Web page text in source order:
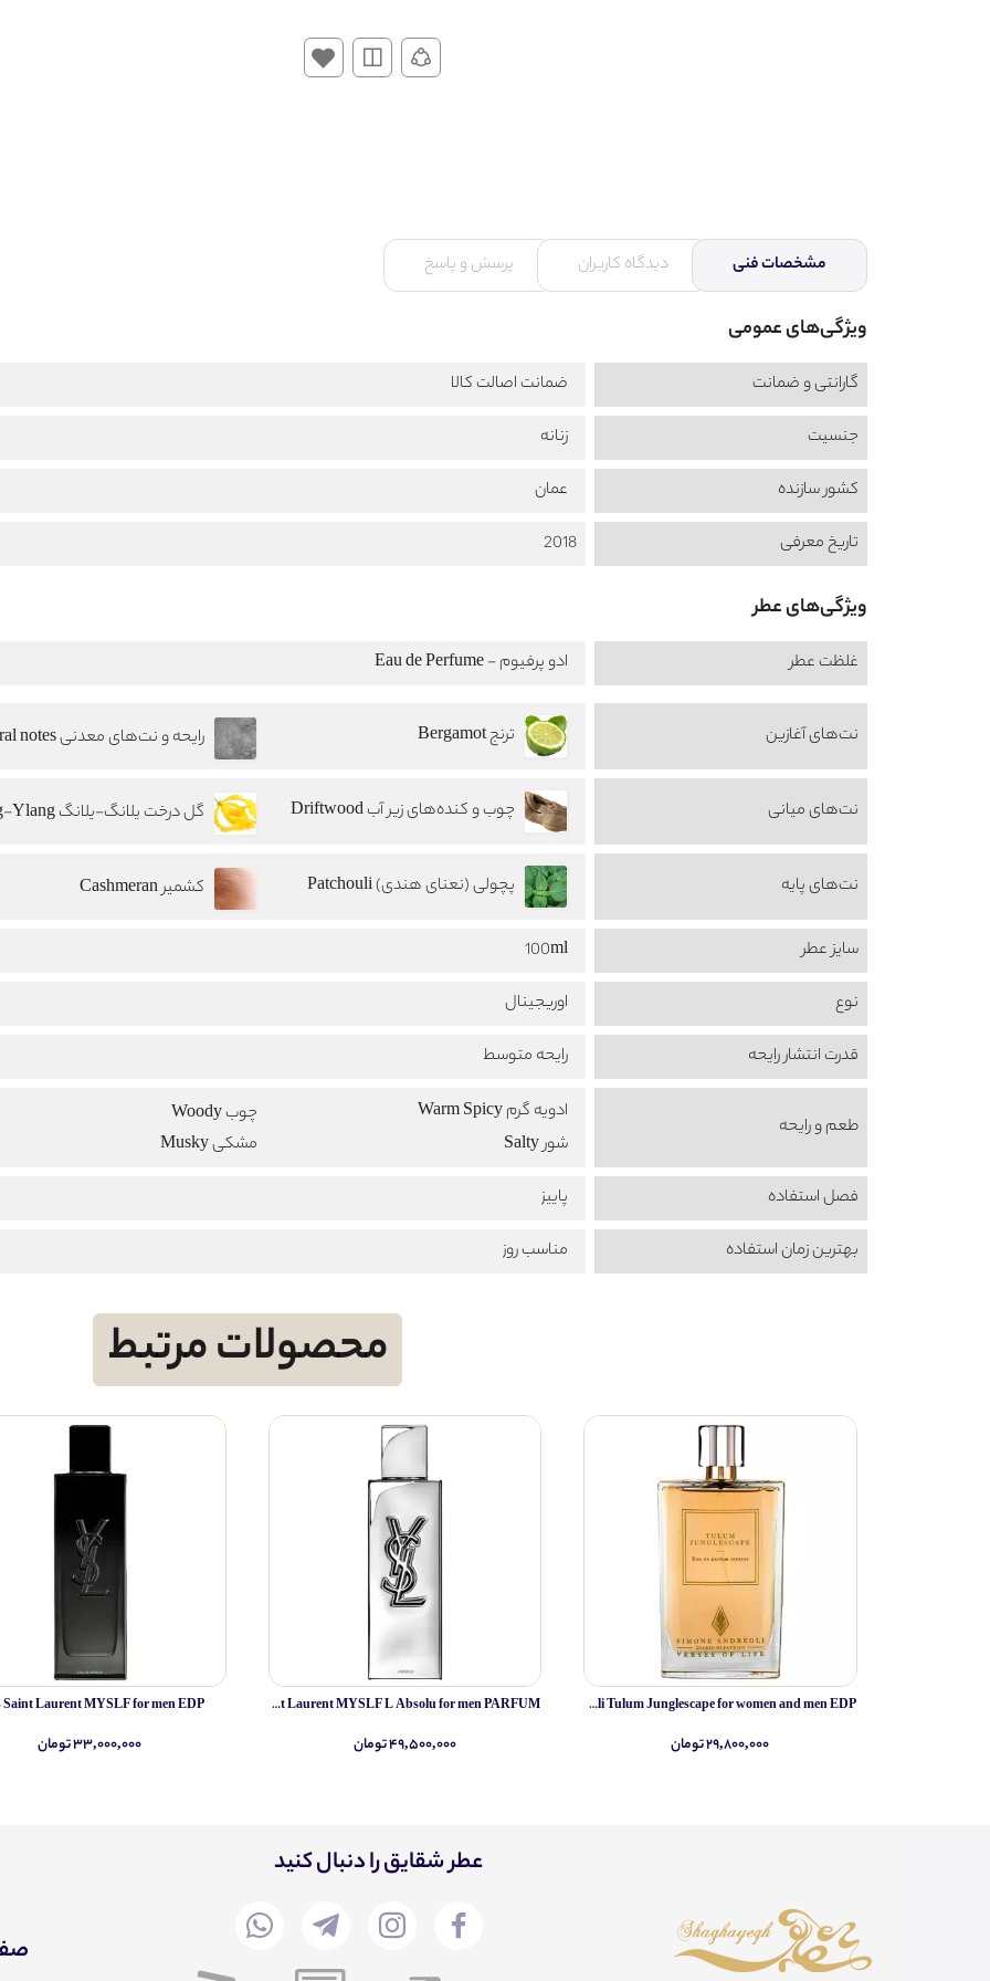
مشخصات فنی دیدگاه کاربران پرسش و پاسخ
ویژگی‌های عمومی
گارانتی و ضمانت
ضمانت اصالت کالا
جنسیت
زنانه
کشور سازنده
عمان
تاریخ معرفی
2018
ویژگی‌های عطر
غلظت عطر ادو پرفیوم - Eau de Perfume
نت‌های آغازین ترنج Bergamot
نت‌های میانی چوب و کنده‌های زیر آب Driftwood
نت‌های پایه پچولی (نعنای هندی) Patchouli کشمیر Cashmeran
سایز عطر
100ml
نوع
اوریجینال
قدرت انتشار رایحه
رایحه متوسط
طعم‌ و رایحه
ادویه گرم Warm Spicy چوب Woody
شور Salty
مشکی Musky
فصل استفاده
پاییز
بهترین زمان استفاده
مناسب روز
محصولات مرتبط
Simone Andreoli Tulum Junglescape for women and men EDP
۲۹,۸۰۰,۰۰۰ تومان
Yves Saint Laurent MYSLF L Absolu for men PARFUM
۴۹,۵۰۰,۰۰۰ تومان
Saint Laurent MYSLF for men EDP
۳۳,۰۰۰,۰۰۰ تومان
عطر شقایق را دنبال کنید